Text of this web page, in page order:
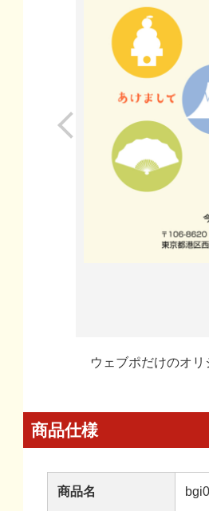
ウェブポだけのオ
商品仕様
商品名